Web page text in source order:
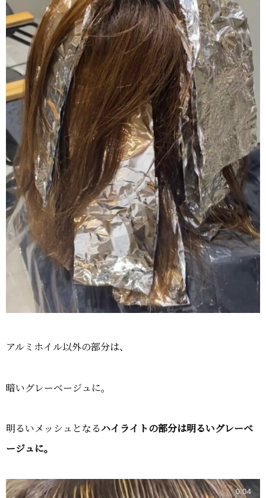
アルミホイル以外の部分は、
暗いグレーベージュに。
明るいメッシュとなるハイライトの部分は明るいグレーベ
ージュに。